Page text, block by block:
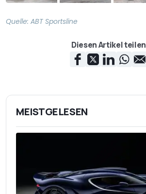
Quelle: ABT Sportsline
Diesen Artikel teilen
MEISTGELESEN